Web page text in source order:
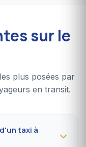
sur le
plus posées par
en transit.
taxi à